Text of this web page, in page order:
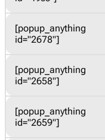
[popup_anything
id="2678"]
[popup_anything
id="2658"]
[popup_anything
id="2659"]